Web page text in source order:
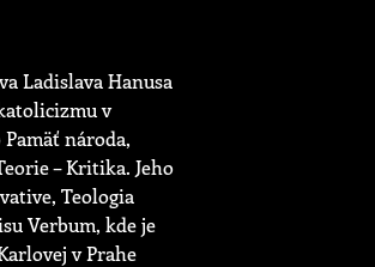
Ladislava Hanusa
v
národa,
– Kritika. Jeho
Teologia
Verbum, kde je
v Prahe